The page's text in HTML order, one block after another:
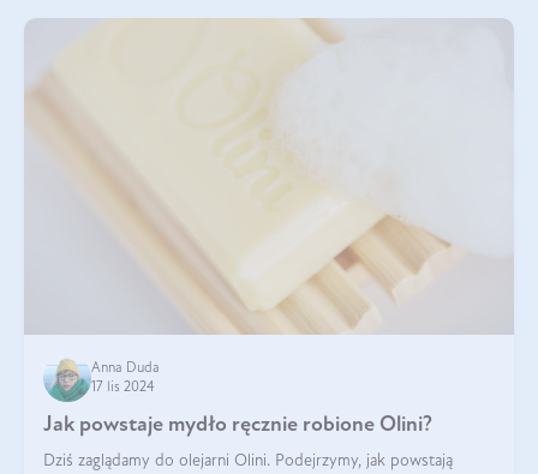
Anna Duda
17 lis 2024
Jak powstaje mydło ręcznie robione Olini?
Dziś zaglądamy do olejarni Olini. Podejrzymy, jak powstają